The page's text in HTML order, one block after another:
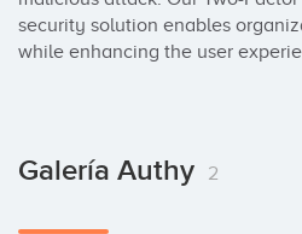
security solution enables
while enhancing the user
Galería Authy 2